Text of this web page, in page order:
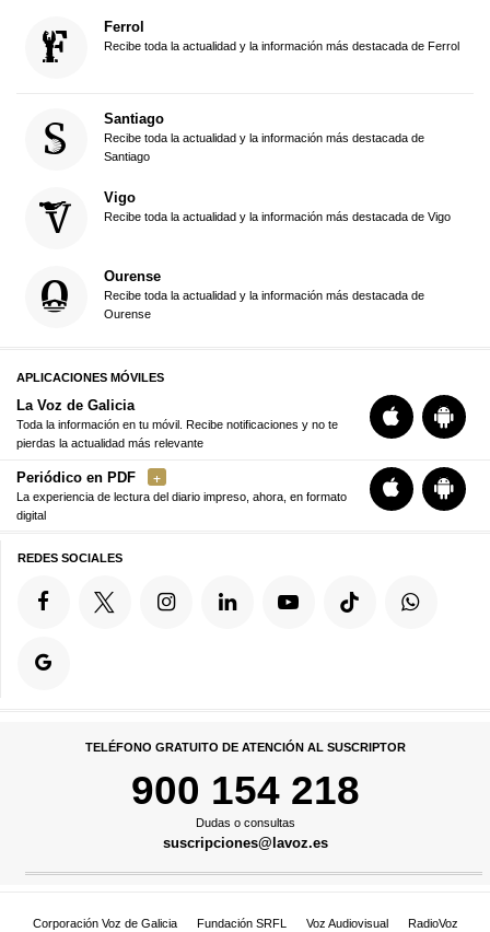
Ferrol
Recibe toda la actualidad y la información más destacada de Ferrol
Santiago
Recibe toda la actualidad y la información más destacada de
Santiago
Vigo
Recibe toda la actualidad y la información más destacada de Vigo
Ourense
Recibe toda la actualidad y la información más destacada de
Ourense
APLICACIONES MÓVILES
La Voz de Galicia
Toda la información en tu móvil. Recibe notificaciones y no te
pierdas la actualidad más relevante
Periódico en PDF
La experiencia de lectura del diario impreso, ahora, en formato
digital
REDES SOCIALES
TELÉFONO GRATUITO DE ATENCIÓN AL SUSCRIPTOR
900 154 218
Dudas o consultas
suscripciones@lavoz.es
Corporación Voz de Galicia Fundación SRFL Voz Audiovisual RadioVoz